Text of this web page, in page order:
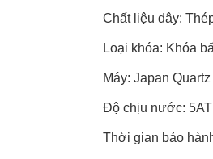
Chất liệu dây:
Loại khóa: Khóa
Máy: Japan
Độ chịu nước:
Thời gian bảo